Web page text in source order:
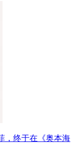
，终于在《奥本海